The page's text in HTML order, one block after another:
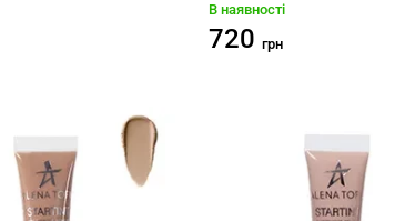
В наявності
720 грн